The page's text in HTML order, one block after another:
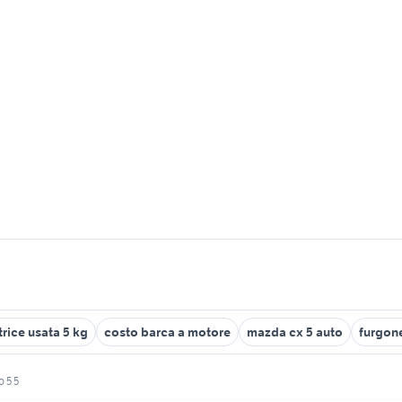
usata 5 kg costo barca a motore mazda cx 5 auto
5 5